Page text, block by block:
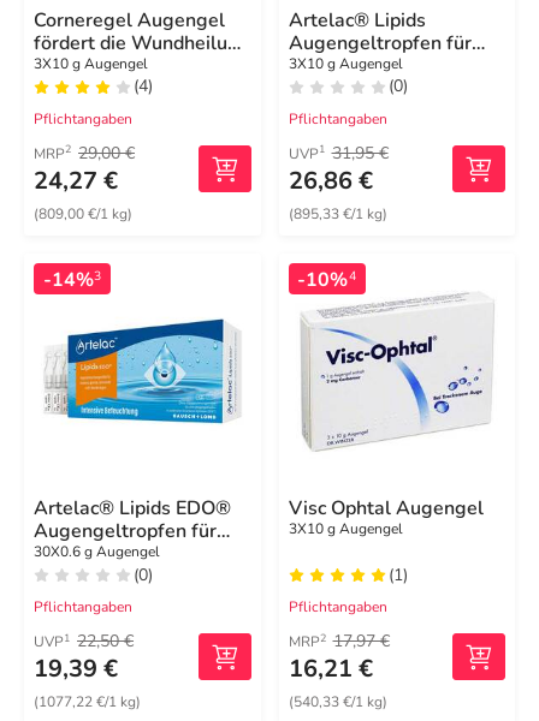
Corneregel Augengel
fördert die Wundheilung
am Auge
3X10 g Augengel
(4)
Pflichtangaben
MRP2 29,00 €
24,27 €
(809,00 €/1 kg)
Artelac® Lipids
Augengeltropfen für
stark tränende Augen
3X10 g Augengel
(0)
Pflichtangaben
UVP1 31,95 €
26,86 €
(895,33 €/1 kg)
-14%3
Artelac® Lipids EDO®
Augengeltropfen für
stark tränende Augen
30X0.6 g Augengel
(0)
Pflichtangaben
UVP1 22,50 €
19,39 €
(1077,22 €/1 kg)
-10%4
Visc Ophtal Augengel
3X10 g Augengel
(1)
Pflichtangaben
MRP2 17,97 €
16,21 €
(540,33 €/1 kg)